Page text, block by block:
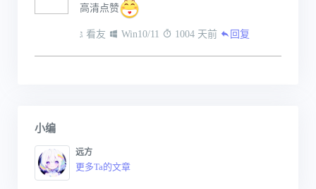
高清点赞
看友 Win10/11 1004 天前 回复
小编
远方
更多Ta的文章